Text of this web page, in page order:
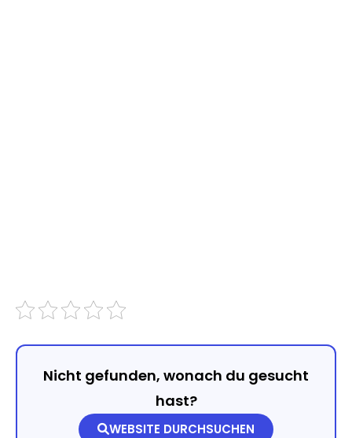
Nicht gefunden, wonach du gesucht
hast?
WEBSITE DURCHSUCHEN